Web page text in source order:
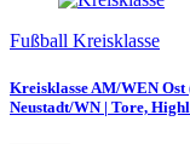
Fußball Kreisklasse
Kreisklasse AM/WEN
Neustadt/WN | Tore,